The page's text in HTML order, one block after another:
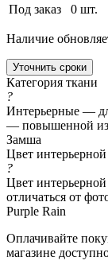
Под заказ
0 шт.
Наличие
Уточнить сроки
Категория ткани
?
Интерьерные —
— повышенной
Замша
Цвет
?
Цвет
отличаться от
Purple Rain
Оплачивайте
магазине